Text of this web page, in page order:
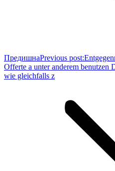
ПредишнаPrevious post:
Offerte a unter anderem benutzen
wie gleichfalls z